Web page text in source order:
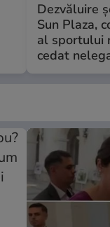
Dezvăluire
Sun Plaza,
al sportului
cedat